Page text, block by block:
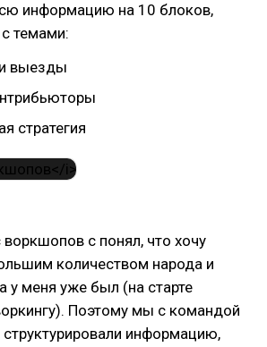
информацию на 10 блоков,
темами:
выезды
стратегия
с понял, что хочу
количеством народа и
у меня уже был (на старте
Поэтому мы с командой
информацию,